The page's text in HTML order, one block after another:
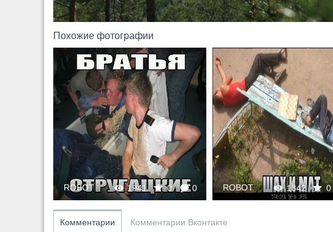
Похожие фотографии
1941 0 0
ROBOT 1842 0
ROBOT
Комментарии Комментарии Вконтакте